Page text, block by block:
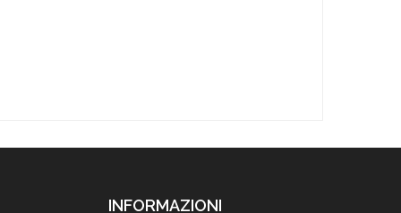
INFORMAZIONI